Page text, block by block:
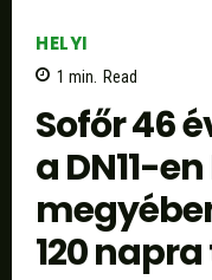
HELYI
1 min. Read
Sofőr 46
a DN11-
120